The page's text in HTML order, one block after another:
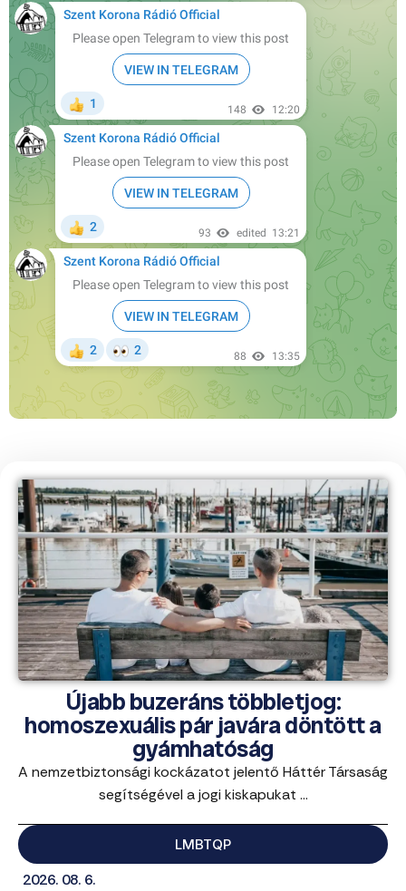
Újabb buzeráns többletjog:
homoszexuális pár javára döntött a
gyámhatóság
A nemzetbiztonsági kockázatot jelentő Háttér Társaság
segítségével a jogi kiskapukat ...
LMBTQP
2026. 08. 6.